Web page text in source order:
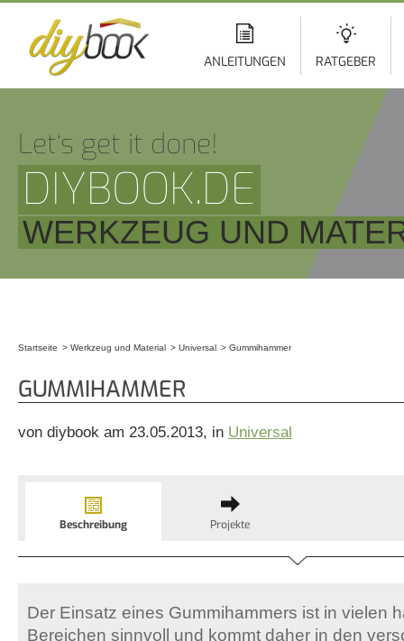
ANLEITUNGEN RATGEBER
Let‘s get it done!
DIYBOOK.DE
WERKZEUG UND
Startseite Werkzeug und Material Universal Gummihammer
GUMMIHAMMER
von diybook am 23.05.2013, in Universal
Beschreibung Projekte
Der Einsatz eines Gummihammers ist in vielen
Bereichen sinnvoll und kommt daher in den